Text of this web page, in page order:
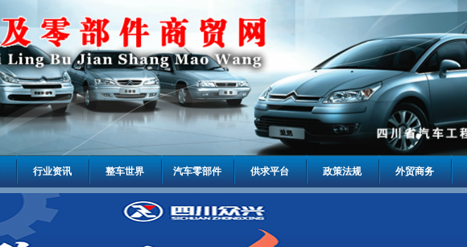
行业资讯 整车世界 汽车零部件 供求平台 政策法规 外贸商务